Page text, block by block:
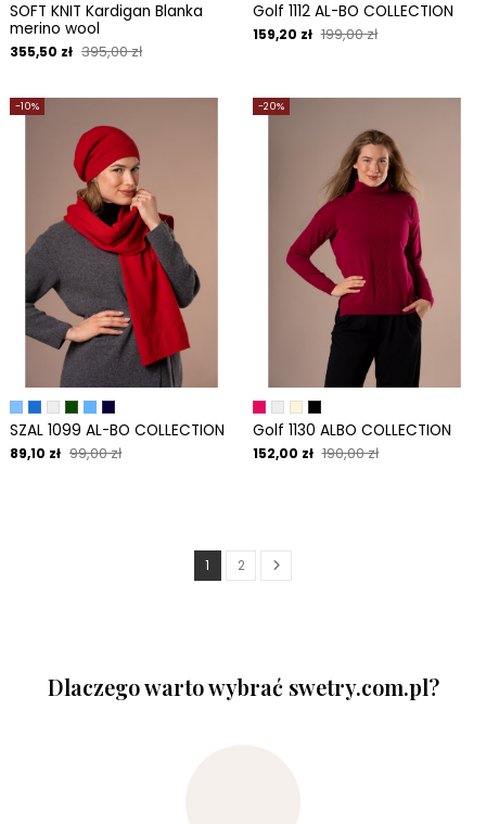
SOFT KNIT Kardigan Blanka
merino wool
355,50 zł 395,00 zł
Golf 1112 AL-BO COLLECTION
159,20 zł 199,00 zł
-10%
SZAL 1099 AL-BO COLLECTION
89,10 zł 99,00 zł
-20%
Golf 1130 ALBO COLLECTION
152,00 zł 190,00 zł
1 2
Dlaczego warto wybrać swetry.com.pl?